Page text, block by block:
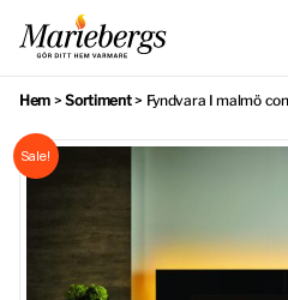
innehåll
Hem >Sortiment> Fyndvara I malmö
Sale!